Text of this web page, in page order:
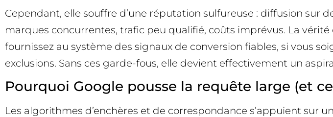
Cependant, elle souffre d’une réputation sulfureuse : diffusion sur
marques concurrentes, trafic peu qualifié, coûts imprévus. La
fournissez au système des signaux de conversion fiables, si vous
exclusions. Sans ces garde-fous, elle devient effectivement un
Pourquoi Google pousse la requête large (et
Les algorithmes d’enchères et de correspondance s’appuient